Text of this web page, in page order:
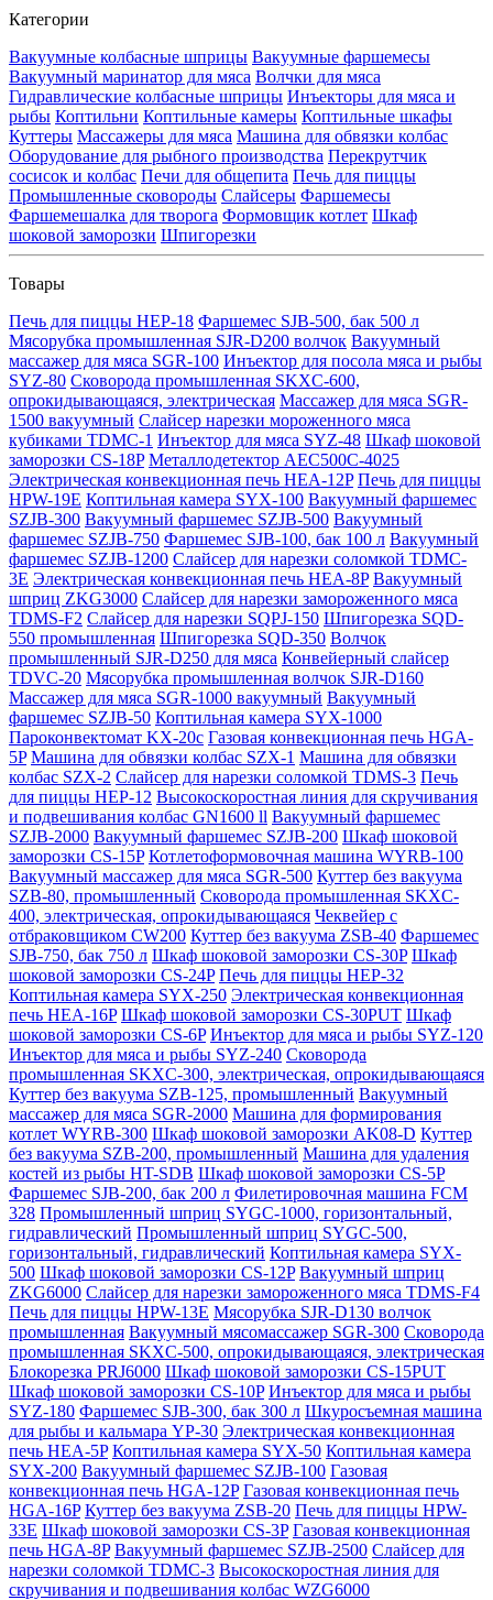
Категории
Вакуумные колбасные шприцы Вакуумные фаршемесы
Вакуумный маринатор для мяса Волчки для мяса
Гидравлические колбасные шприцы Инъекторы для мяса и
рыбы Коптильни Коптильные камеры Коптильные шкафы
Куттеры Массажеры для мяса Машина для обвязки колбас
Оборудование для рыбного производства Перекрутчик
сосисок и колбас Печи для общепита Печь для пиццы
Промышленные сковороды Слайсеры Фаршемесы
Фаршемешалка для творога Формовщик котлет Шкаф
шоковой заморозки Шпигорезки
Товары
Печь для пиццы HEP-18 Фаршемес SJB-500, бак 500 л
Мясорубка промышленная SJR-D200 волчок Вакуумный
массажер для мяса SGR-100 Инъектор для посола мяса и рыбы
SYZ-80 Сковорода промышленная SKXC-600,
опрокидывающаяся, электрическая Массажер для мяса SGR-
1500 вакуумный Слайсер нарезки мороженного мяса
кубиками TDMC-1 Инъектор для мяса SYZ-48 Шкаф шоковой
заморозки CS-18P Металлодетектор AEC500C-4025
Электрическая конвекционная печь HEA-12P Печь для пиццы
HPW-19E Коптильная камера SYX-100 Вакуумный фаршемес
SZJB-300 Вакуумный фаршемес SZJB-500 Вакуумный
фаршемес SZJB-750 Фаршемес SJB-100, бак 100 л Вакуумный
фаршемес SZJB-1200 Слайсер для нарезки соломкой TDMC-
3E Электрическая конвекционная печь HEA-8P Вакуумный
шприц ZKG3000 Слайсер для нарезки замороженного мяса
TDMS-F2 Слайсер для нарезки SQPJ-150 Шпигорезка SQD-
550 промышленная Шпигорезка SQD-350 Волчок
промышленный SJR-D250 для мяса Конвейерный слайсер
TDVC-20 Мясорубка промышленная волчок SJR-D160
Массажер для мяса SGR-1000 вакуумный Вакуумный
фаршемес SZJB-50 Коптильная камера SYX-1000
Пароконвектомат KX-20c Газовая конвекционная печь HGA-
5P Машина для обвязки колбас SZX-1 Машина для обвязки
колбас SZX-2 Слайсер для нарезки соломкой TDMS-3 Печь
для пиццы HEP-12 Высокоскоростная линия для скручивания
и подвешивания колбас GN1600 ll Вакуумный фаршемес
SZJB-2000 Вакуумный фаршемес SZJB-200 Шкаф шоковой
заморозки CS-15P Котлетоформовочная машина WYRB-100
Вакуумный массажер для мяса SGR-500 Куттер без вакуума
SZB-80, промышленный Сковорода промышленная SKXC-
400, электрическая, опрокидывающаяся Чеквейер с
отбраковщиком CW200 Куттер без вакуума ZSB-40 Фаршемес
SJB-750, бак 750 л Шкаф шоковой заморозки CS-30P Шкаф
шоковой заморозки CS-24P Печь для пиццы HEP-32
Коптильная камера SYX-250 Электрическая конвекционная
печь HEA-16P Шкаф шоковой заморозки CS-30PUT Шкаф
шоковой заморозки CS-6P Инъектор для мяса и рыбы SYZ-120
Инъектор для мяса и рыбы SYZ-240 Сковорода
промышленная SKXC-300, электрическая, опрокидывающаяся
Куттер без вакуума SZB-125, промышленный Вакуумный
массажер для мяса SGR-2000 Машина для формирования
котлет WYRB-300 Шкаф шоковой заморозки AK08-D Куттер
без вакуума SZB-200, промышленный Машина для удаления
костей из рыбы HT-SDB Шкаф шоковой заморозки CS-5P
Фаршемес SJB-200, бак 200 л Филетировочная машина FCM
328 Промышленный шприц SYGC-1000, горизонтальный,
гидравлический Промышленный шприц SYGC-500,
горизонтальный, гидравлический Коптильная камера SYX-
500 Шкаф шоковой заморозки CS-12P Вакуумный шприц
ZKG6000 Слайсер для нарезки замороженного мяса TDMS-F4
Печь для пиццы HPW-13E Мясорубка SJR-D130 волчок
промышленная Вакуумный мясомассажер SGR-300 Сковорода
промышленная SKXC-500, опрокидывающаяся, электрическая
Блокорезка PRJ6000 Шкаф шоковой заморозки CS-15PUT
Шкаф шоковой заморозки CS-10P Инъектор для мяса и рыбы
SYZ-180 Фаршемес SJB-300, бак 300 л Шкуросъемная машина
для рыбы и кальмара YP-30 Электрическая конвекционная
печь HEA-5P Коптильная камера SYX-50 Коптильная камера
SYX-200 Вакуумный фаршемес SZJB-100 Газовая
конвекционная печь HGA-12P Газовая конвекционная печь
HGA-16P Куттер без вакуума ZSB-20 Печь для пиццы HPW-
33E Шкаф шоковой заморозки CS-3P Газовая конвекционная
печь HGA-8P Вакуумный фаршемес SZJB-2500 Слайсер для
нарезки соломкой TDMC-3 Высокоскоростная линия для
скручивания и подвешивания колбас WZG6000